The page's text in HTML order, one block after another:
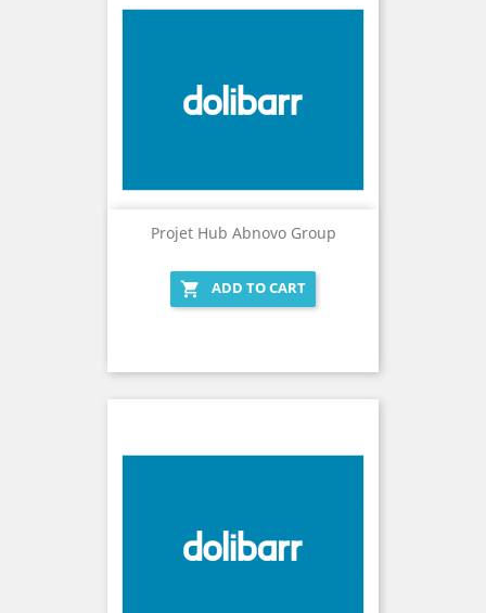
Projet Hub Abnovo Group
 ADD TO CART